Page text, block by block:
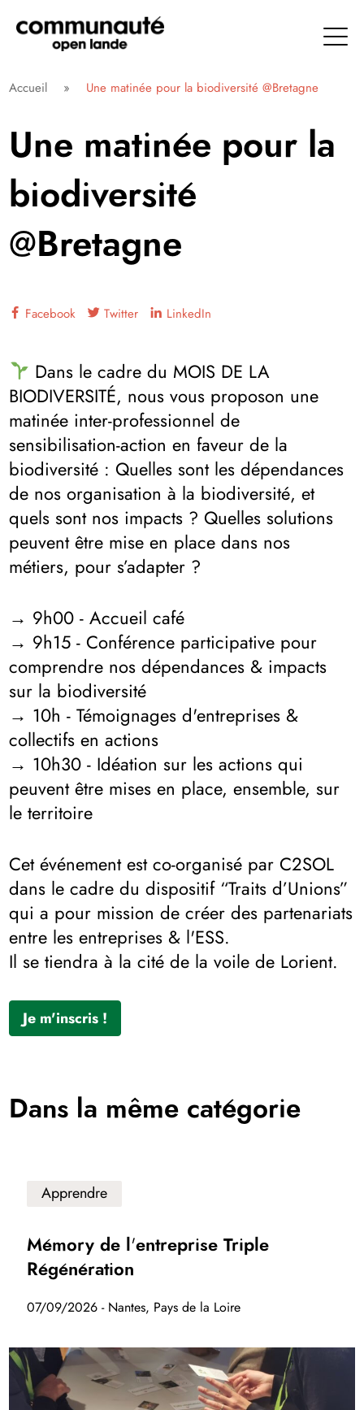
directement
contenu
Communauté Open Lande
Accueil » Une matinée pour la biodiversité @Bretagne
Une matinée pour la
biodiversité
@Bretagne
Facebook Twitter LinkedIn
Dans le cadre du MOIS DE LA
BIODIVERSITÉ, nous vous proposon une
matinée inter-professionnel de
sensibilisation-action en faveur de la
biodiversité : Quelles sont les dépendances
de nos organisation à la biodiversité, et
quels sont nos impacts ? Quelles solutions
peuvent être mise en place dans nos
métiers, pour s’adapter ?
→ 9h00 - Accueil café
→ 9h15 - Conférence participative pour
comprendre nos dépendances & impacts
sur la biodiversité
→ 10h - Témoignages d'entreprises &
collectifs en actions
→ 10h30 - Idéation sur les actions qui
peuvent être mises en place, ensemble, sur
le territoire
Cet événement est co-organisé par C2SOL
dans le cadre du dispositif “Traits d’Unions”
qui a pour mission de créer des partenariats
entre les entreprises & l'ESS.
Il se tiendra à la cité de la voile de Lorient.
Je m'inscris !
Dans la même catégorie
Apprendre
Mémory de l'entreprise Triple
Régénération
07/09/2026 - Nantes, Pays de la Loire